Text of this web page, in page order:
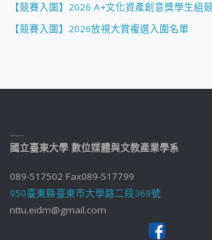
【競賽入圍】2026 A+文化資產創意獎學生組
【競賽入圍】2026放視大賞複選入圍名單
國立臺東大學 數位媒體與文教產業學系
089-517502 Fax089-517799
950臺東縣臺東市大學路二段369號
nttu.eidm@gmail.com